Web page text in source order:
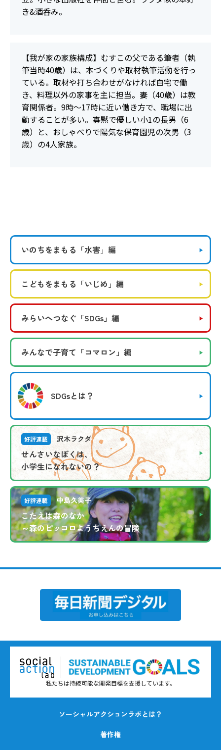
き&酒呑み。
【我が家の家族構成】むすこの父である筆者（執
筆当時40歳）は、本づくりや取材執筆活動を行っ
ている。取材や打ち合わせがなければ自宅で働
き、料理以外の家事を主に担当。妻（40歳）は教
育関係者。9時～17時に近い働き方で、職場に出
勤することが多い。寡黙で優しい小1の長男（6
歳）と、おしゃべりで陽気な保育園児の次男（3
歳）の4人家族。
いのちをまもる 「水害」編
こどもをまもる 「いじめ」編
みらいへつなぐ 「SDGs」編
みんなで子育て 「コマロン」編
SDGsとは？
好評連載 沢木ラクダ
せんさいなぼくは、
小学生になれないの？
好評連載 中島久美子
こたえは森のなか
～森のピッコロようちえんの冒険
私たちは持続可能な開発目標を支援しています。
ソーシャルアクションラボとは？
著作権